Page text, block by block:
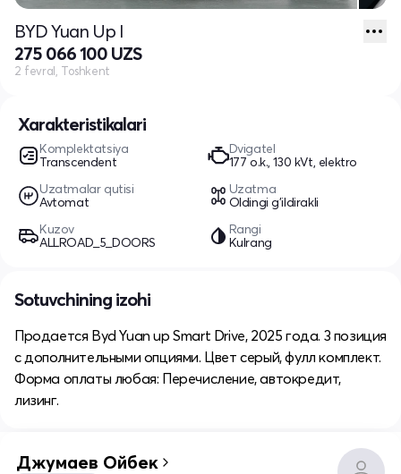
Xarakteristikalari
Komplektatsiya
Transcendent
Dvigatel
177 o.k., 130 kVt, elektro
Uzatmalar qutisi
Avtomat
Uzatma
Oldingi g'ildirakli
Kuzov
ALLROAD_5_DOORS
Rangi
Kulrang
BYD Yuan Up I
275 066 100 UZS
2 fevral, Toshkent
Sotuvchining izohi
Продается Byd Yuan up Smart Drive, 2025 года. 3 позиция
с дополнительными опциями. Цвет серый, фулл комплект.
Форма оплаты любая: Перечисление, автокредит,
лизинг.
Джумаев Ойбек